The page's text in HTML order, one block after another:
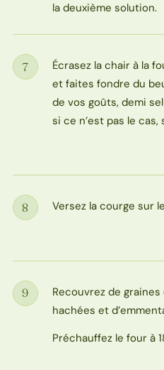
la deuxième solution.
Étape
7
Écrasez la chair à la
et faites fondre du
de vos goûts, demi
si ce n’est pas le
Étape
8 Versez la courge sur
Étape
9
Recouvrez de
hachées et
Préchauffez le four à